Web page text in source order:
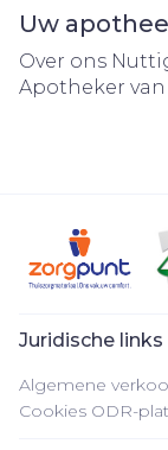
Uw
Over ons
Apotheker
Juridische links
Algemene
Cookies ODR-